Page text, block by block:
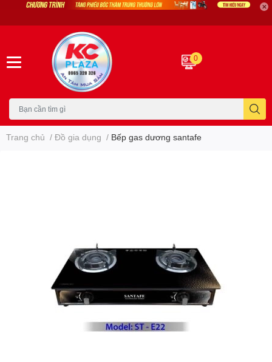
0
Trang chủ / Đồ gia dụng / Bếp gas dương santafe